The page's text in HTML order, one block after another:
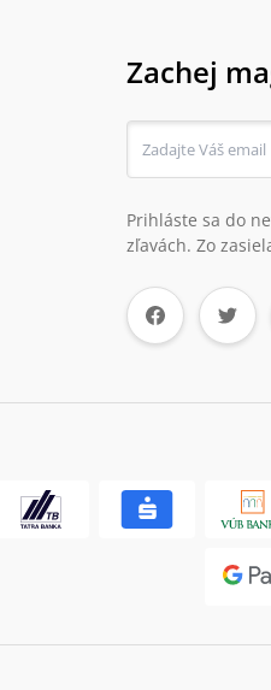
Zachej
Prihláste sa do
zľavách. Zo